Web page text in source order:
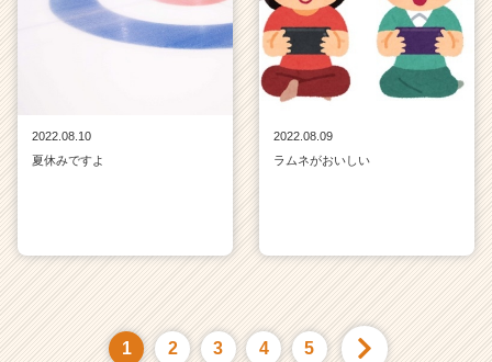
2022.08.10
夏休みですよ
2022.08.09
ラムネがおいしい
1 2 3 4 5